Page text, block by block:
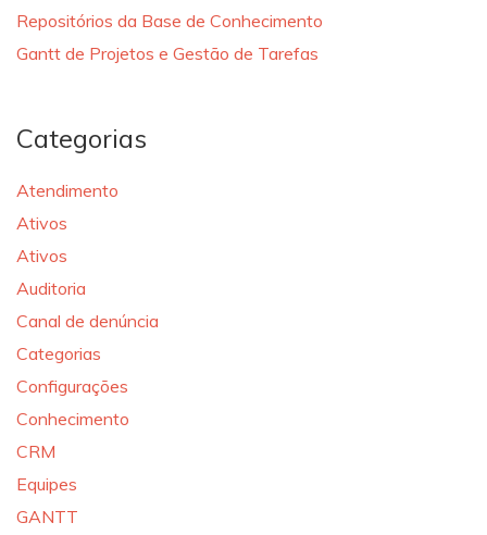
Repositórios da Base de Conhecimento
Gantt de Projetos e Gestão de Tarefas
Categorias
Atendimento
Ativos
Ativos
Auditoria
Canal de denúncia
Categorias
Configurações
Conhecimento
CRM
Equipes
GANTT